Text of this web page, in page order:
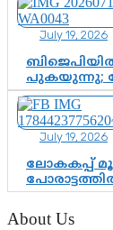
സപ്തതി
പ്രൗഢമായ
July 19, 2026
പുകയുന്നു;
നിയമസഭ
ഫണ്ട്
July 19, 2026
ലോകകപ്പ്
മെസ്സിയെ
About Us